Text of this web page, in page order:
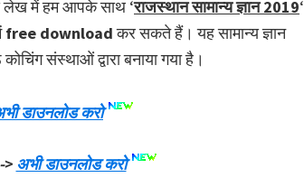
लेख में हम आपके साथ ‘राजस्थान सामान्य ज्ञान 2019‘
free downloadकर सकते हैं। यह सामान्य ज्ञान
संस्थाओं द्वारा बनाया गया है।
डाउनलोड करो
> अभी डाउनलोड करो